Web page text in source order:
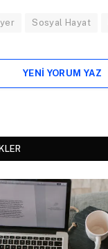
Sosyal Hayat
YENI YORUM YAZ